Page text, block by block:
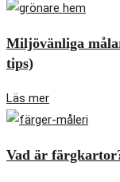
Miljövänliga
tips)
Läs mer
Vad är